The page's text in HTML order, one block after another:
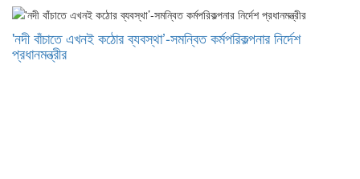
'নদী বাঁচাতে এখনই কঠোর ব্যবস্থা’-সমন্বিত কর্মপরিকল্পনার নির্দেশ
প্রধানমন্ত্রীর